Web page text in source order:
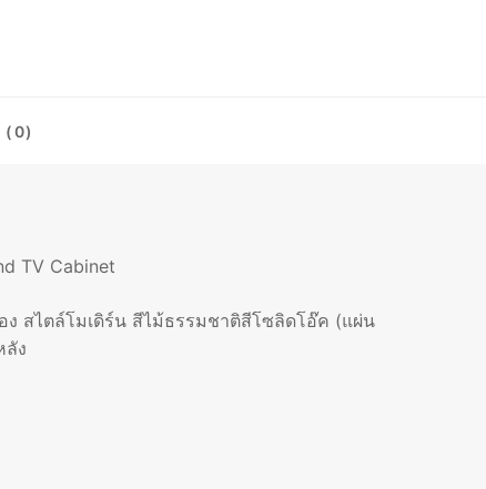
(0)
TV Cabinet
สไตล์โมเดิร์น สีไม้ธรรมชาติสีโซลิดโอ๊ค (แผ่น
ง